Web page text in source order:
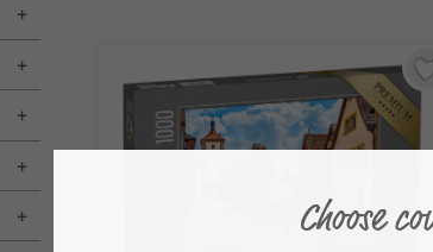
Toggle menu
Toggle menu
Toggle menu
Toggle menu
Toggle menu